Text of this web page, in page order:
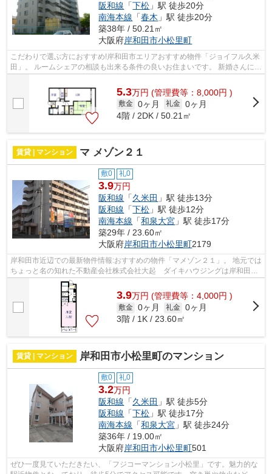
阪和線 「下松 」駅 徒歩20分
南海本線 「春木 」駅 徒歩20分
築38年 / 50.21㎡
大阪府岸和田市小松里町
こだわりで選ぶ方におすすめ!岸和田市エリアおすすめ物件「ジョイフル久米
田」。 ルームシェアの相談も出来る条件の良いお住まいです。 新婚さんにオ
5.3万円 (管理費等：8,000円 )
敷金 0ヶ月 礼金 0ヶ月
4階 / 2DK / 50.21㎡
賃貸 | マンション マ メゾン２１
敷0 礼0
3.9万円
阪和線 「久米田 」駅 徒歩13分
阪和線 「下松 」駅 徒歩12分
南海本線 「和泉大宮 」駅 徒歩17分
築29年 / 23.60㎡
大阪府岸和田市小松里町2179
岸和田市近辺での最新物件情報:おすすめの物件「マメゾン２１」。 地元では
ちょっと名の知れた不動産会社株式会社大起 ダイキハウジングは岸和田市
地域の不動産情報に強いのが自慢です。
3.9万円 (管理費等：4,000円 )
敷金 0ヶ月 礼金 0ヶ月
3階 / 1K / 23.60㎡
賃貸 | マンション 岸和田市小松里町のマンション
敷0 礼0
3.2万円
阪和線 「久米田 」駅 徒歩5分
阪和線 「下松 」駅 徒歩17分
南海本線 「和泉大宮 」駅 徒歩24分
築36年 / 19.00㎡
大阪府岸和田市小松里町501
ぜひ一度見ていただきたい、「フジコーマンション小松里」です。魅力的な